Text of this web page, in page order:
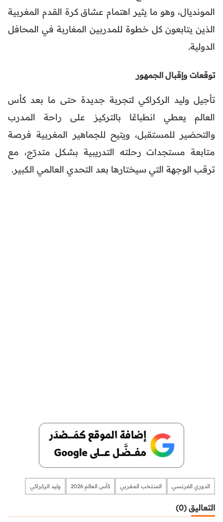
المونديال، وهو ما يثير اهتمام عشاق كرة القدم المغربية
الذين يتابعون كل خطوة للمدربين المغاربة في المحافل
الدولية.
توقعات وإقبال الجمهور
تأجيل وليد الركراكي لتجربة جديدة حتى ما بعد كأس
العالم يعطي انطباعًا بالتركيز على راحة المدرب
والتحضير للمستقبل، ويتيح للجماهير المغربية فرصة
متابعة مستجدات رحلته التدريبية بشكل متدرّج، مع
ترقب الوجهة التي سيختارها بعد التحدي العالمي الكبير.
الدوري الفرنسي المنتخب المغربي كأس العالم 2026 وليد الركراكي
التعاليق (0)